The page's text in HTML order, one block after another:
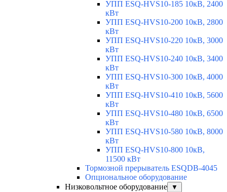
УПП ESQ-HVS10-185 10кВ, 2400
кВт
УПП ESQ-HVS10-200 10кВ, 2800
кВт
УПП ESQ-HVS10-220 10кВ, 3000
кВт
УПП ESQ-HVS10-240 10кВ, 3400
кВт
УПП ESQ-HVS10-300 10кВ, 4000
кВт
УПП ESQ-HVS10-410 10кВ, 5600
кВт
УПП ESQ-HVS10-480 10кВ, 6500
кВт
УПП ESQ-HVS10-580 10кВ, 8000
кВт
УПП ESQ-HVS10-800 10кВ,
11500 кВт
Тормозной прерыватель ESQDB-4045
Опциональное оборудование
Низковольтное оборудование
▼